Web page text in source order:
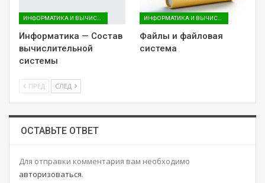
ИНФОРМАТИКА И ВЫЧИСЛИТЕЛЬНАЯ ТЕХНИКА (ДЛЯ ГУМАНИТАРНЫХ НАПРАВЛЕНИЙ)
Информатика — Состав
вычислительной
системы
ИНФОРМАТИКА И ВЫЧИСЛИТЕЛЬНАЯ ТЕХНИКА (ДЛЯ ГУМАНИТАРНЫХ НАПРАВЛЕНИЙ)
Файлы и файловая
система
ПРЕД СЛЕД
ОСТАВЬТЕ ОТВЕТ
Для отправки комментария вам необходимо
авторизоваться.